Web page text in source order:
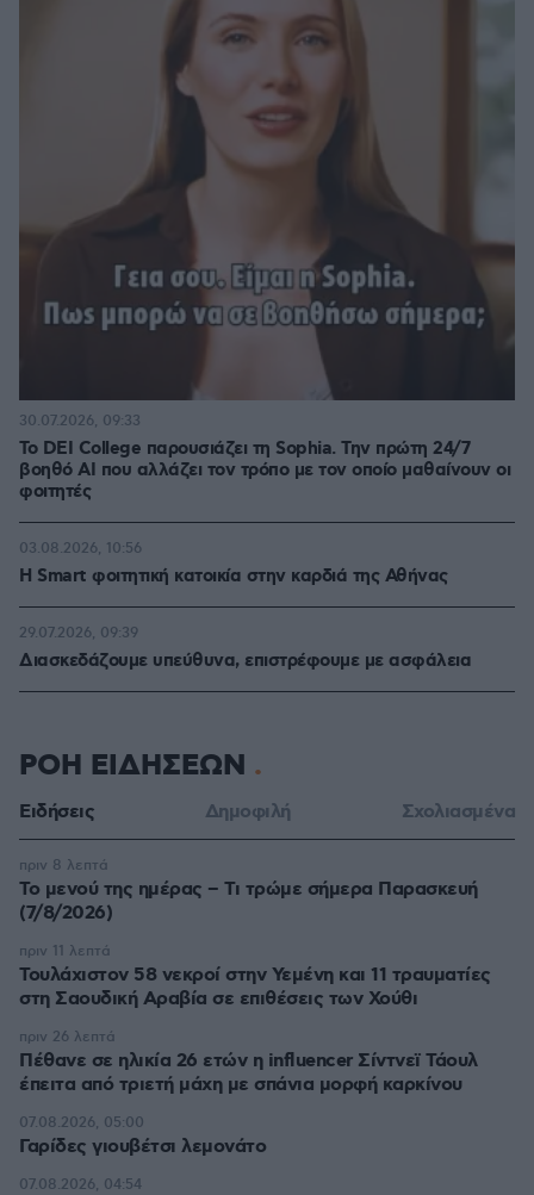
Το DEI College παρουσιάζει τη Sophia. Την πρώτη 24/7
βοηθό AI που αλλάζει τον τρόπο με τον οποίο μαθαίνουν οι
φοιτητές
30.07.2026, 09:33
Η Smart φοιτητική κατοικία στην καρδιά της Αθήνας
03.08.2026, 10:56
Διασκεδάζουμε υπεύθυνα, επιστρέφουμε με ασφάλεια
29.07.2026, 09:39
ΡΟΗ ΕΙΔΗΣΕΩΝ
Ειδήσεις Δημοφιλή Σχολιασμένα
Το μενού της ημέρας – Τι τρώμε σήμερα Παρασκευή
(7/8/2026)
πριν 8 λεπτά
Τουλάχιστον 58 νεκροί στην Υεμένη και 11 τραυματίες
στη Σαουδική Αραβία σε επιθέσεις των Χούθι
πριν 11 λεπτά
Πέθανε σε ηλικία 26 ετών η influencer Σίντνεϊ Τάουλ
έπειτα από τριετή μάχη με σπάνια μορφή καρκίνου
πριν 26 λεπτά
Γαρίδες γιουβέτσι λεμονάτο
07.08.2026, 05:00
07.08.2026, 04:54